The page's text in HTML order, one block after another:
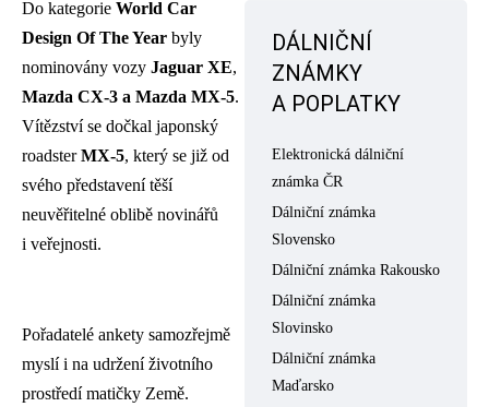
Do kategorie World Car
Design Of The Year byly
nominovány vozy Jaguar XE,
Mazda CX-3 a Mazda MX-5.
Vítězství se dočkal japonský
roadsterMX-5, který se již od
svého představení těší
neuvěřitelné oblibě novinářů
i veřejnosti.
Pořadatelé ankety samozřejmě
myslí i na udržení životního
prostředí matičky Země.
DÁLNIČNÍ
ZNÁMKY
A POPLATKY
Elektronická dálniční
známka ČR
Dálniční známka
Slovensko
Dálniční známka Rakousko
Dálniční známka
Slovinsko
Dálniční známka
Maďarsko